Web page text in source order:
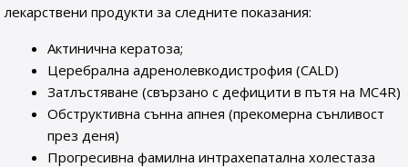
лекарствени продукти за следните показания:
Актинична кератоза;
Церебрална адренолевкодистрофия (CALD)
Затлъстяване (свързано с дефицити в пътя на MC4R)
Обструктивна сънна апнея (прекомерна сънливост
през деня)
Прогресивна фамилна интрахепатална холестаза